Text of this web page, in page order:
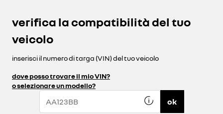
verifica la compatibilità del tuo
veicolo
inserisci il numero di targa (VIN) del tuo veicolo
dove posso trovare il mio VIN?
o selezionare un modello?
ok